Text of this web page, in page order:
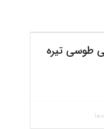
طوسی تیره